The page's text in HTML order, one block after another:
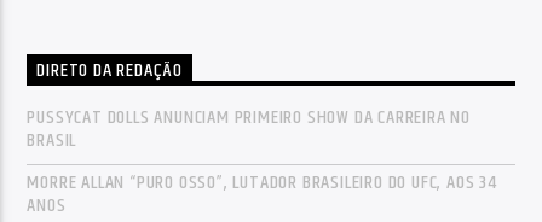
DIRETO DA REDAÇÃO
PUSSYCAT DOLLS ANUNCIAM PRIMEIRO SHOW DA CARREIRA NO
BRASIL
MORRE ALLAN “PURO OSSO”, LUTADOR BRASILEIRO DO UFC, AOS 34
ANOS